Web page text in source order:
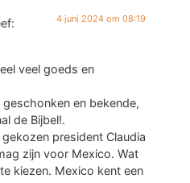
4 juni 2024 om 08:19
veel goeds en
en bekende,
de Bijbel!.
president Claudia
zijn voor Mexico. Wat
kiezen. Mexico kent een